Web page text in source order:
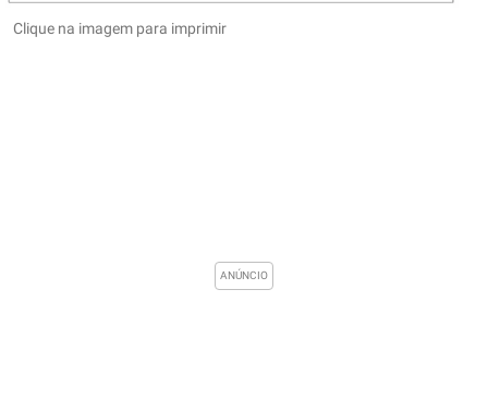
Clique na imagem para imprimir